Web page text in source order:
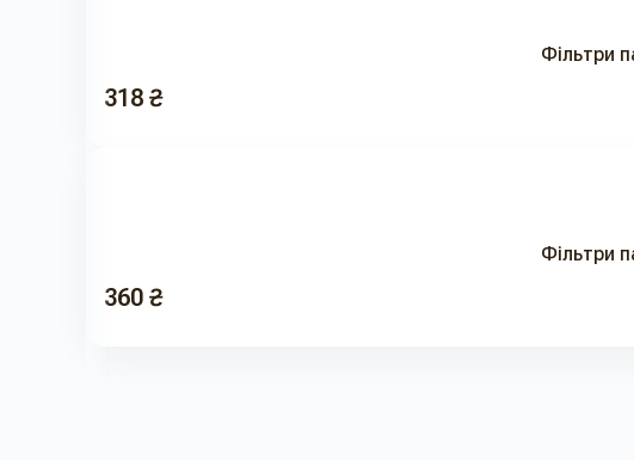
Фільтри
318 ₴
Фільтри
360 ₴